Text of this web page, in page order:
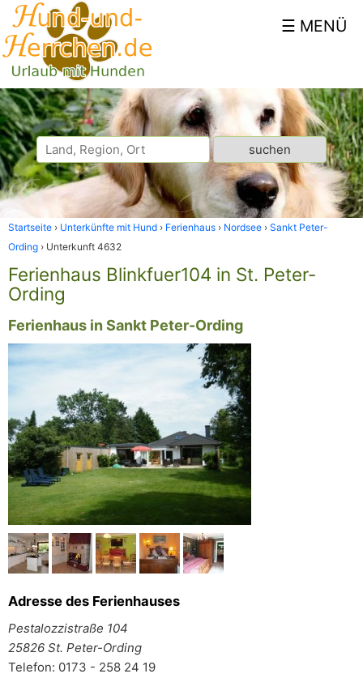
Startseite Unterkünfte mit Hund Ferienhaus Nordsee
Sankt Peter-
Ording
Unterkunft 4632
Ferienhaus Blinkfuer104 in St. Peter-
Ording
Ferienhaus in Sankt Peter-Ording
Adresse des Ferienhauses
Pestalozzistraße 104
25826 St. Peter-Ording
Telefon: 0173 - 258 24 19